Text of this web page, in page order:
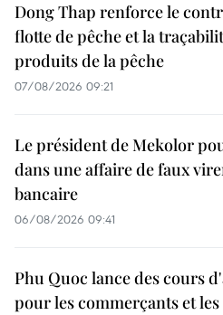
Dong Thap renforce le
flotte de pêche et la
produits de la pêche
07/08/2026 09:21
Le président de Mekolor
dans une affaire de faux
bancaire
06/08/2026 09:41
Phu Quoc lance des cours
pour les commerçants et les